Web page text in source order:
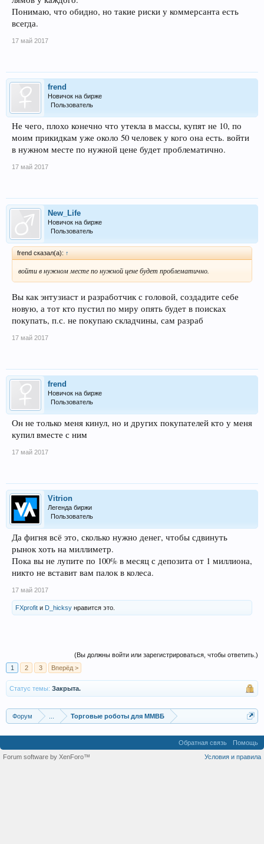
Понимаю, что обидно, но такие риски у коммерсанта есть
всегда.
17 май 2017
frend
Новичок на бирже
Пользователь
Не чего, плохо конечно что утекла в массы, купят не 10, по
моим прикидкам уже около 50 человек у кого она есть. войти
в нужном месте по нужной цене будет проблематично.
17 май 2017
New_Life
Новичок на бирже
Пользователь
frend сказал(а): ↑
войти в нужном месте по нужной цене будет проблематично.
Вы как энтузиаст и разработчик с головой, создадите себе
новую, а тот кто пустил по миру опять будет в поисках
покупать, п.с. не покупаю складчины, сам разраб
17 май 2017
frend
Новичок на бирже
Пользователь
Он не только меня кинул, но и других покупателей кто у меня
купил вместе с ним
17 май 2017
Vitrion
Легенда биржи
Пользователь
Да фигня всё это, сколько нужно денег, чтобы сдвинуть
рынок хоть на миллиметр.
Пока вы не лупите по 100% в месяц с депозита от 1 миллиона,
никто не вставит вам палок в колеса.
17 май 2017
FXprofit и D_hicksy нравится это.
(Вы должны войти или зарегистрироваться, чтобы ответить.)
1
2 3 Вперёд >
Статус темы: Закрыта.
Форум Торговые роботы для ММВБ
Обратная связь
Помощь
Условия и правила
Forum software by XenForo™